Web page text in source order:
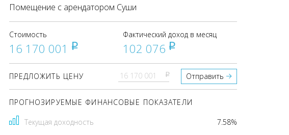
Помещение с арендатором Суши
Стоимость
16 170 001 pуб
Фактический доход в месяц
102 076 pуб
ПРЕДЛОЖИТЬ ЦЕНУ pуб Отправить
ПРОГНОЗИРУЕМЫЕ ФИНАНСОВЫЕ ПОКАЗАТЕЛИ
Текущая доходность 7.58%